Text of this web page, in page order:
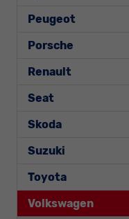
Peugeot
Porsche
Renault
Seat
Skoda
Suzuki
Toyota
Volkswagen